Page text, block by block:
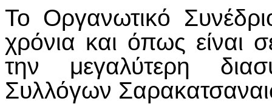
Το Οργανωτικό
χρόνια και όπως είναι
την μεγαλύτερη
Συλλόγων